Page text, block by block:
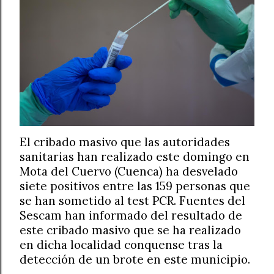
El cribado masivo que las autoridades
sanitarias han realizado este domingo en
Mota del Cuervo (Cuenca) ha desvelado
siete positivos entre las 159 personas que
se han sometido al test PCR. Fuentes del
Sescam han informado del resultado de
este cribado masivo que se ha realizado
en dicha localidad conquense tras la
detección de un brote en este municipio.